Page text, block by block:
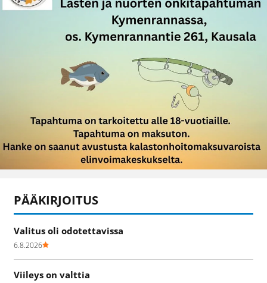
PÄÄKIRJOITUS
Valitus oli odotettavissa
6.8.2026
Viileys on valttia